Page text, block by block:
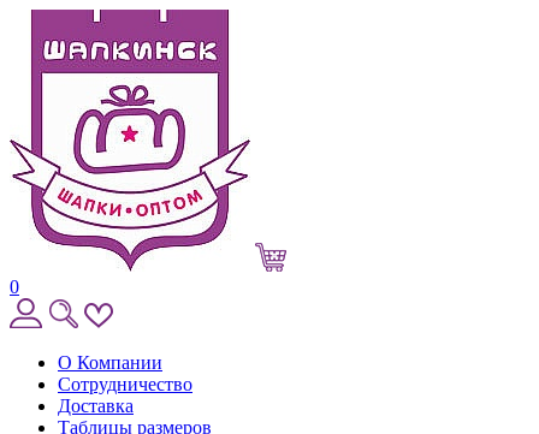
0
О Компании
Сотрудничество
Доставка
Таблицы размеров